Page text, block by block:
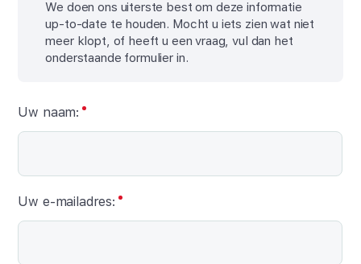
We doen ons uiterste best om deze informatie
up-to-date te houden. Mocht u iets zien wat niet
meer klopt, of heeft u een vraag, vul dan het
onderstaande formulier in.
Uw naam:
Uw e-mailadres: